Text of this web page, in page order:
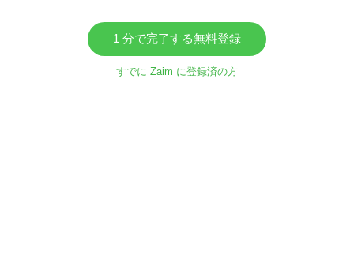
1 分で完了する無料登録
すでに Zaim に登録済の方